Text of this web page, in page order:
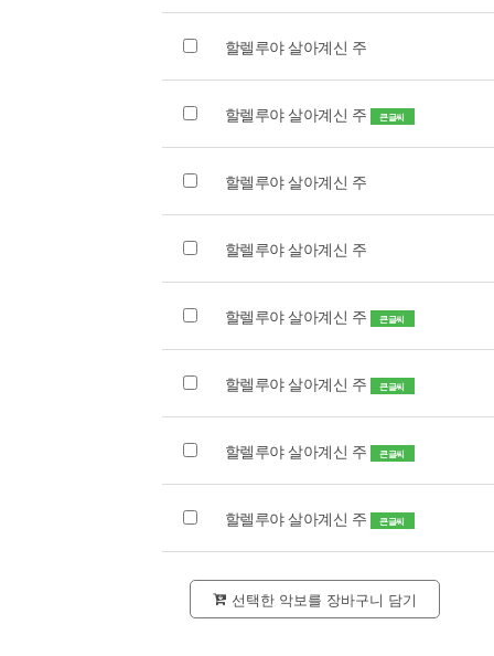
할렐루야 살아계신 주
할렐루야 살아계신 주 큰글씨
할렐루야 살아계신 주
할렐루야 살아계신 주
할렐루야 살아계신 주 큰글씨
할렐루야 살아계신 주 큰글씨
할렐루야 살아계신 주 큰글씨
할렐루야 살아계신 주 큰글씨
선택한 악보를 장바구니 담기